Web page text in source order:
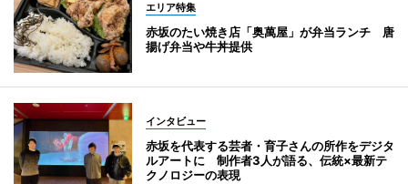
エリア特集
赤坂のたい焼き店「奥萬屋」が弁当ランチ 唐
揚げ弁当や牛丼提供
インタビュー
赤坂を代表する芸者・育子さんの所作をデジタ
ルアートに 制作者3人が語る、伝統×最新テ
クノロジーの表現